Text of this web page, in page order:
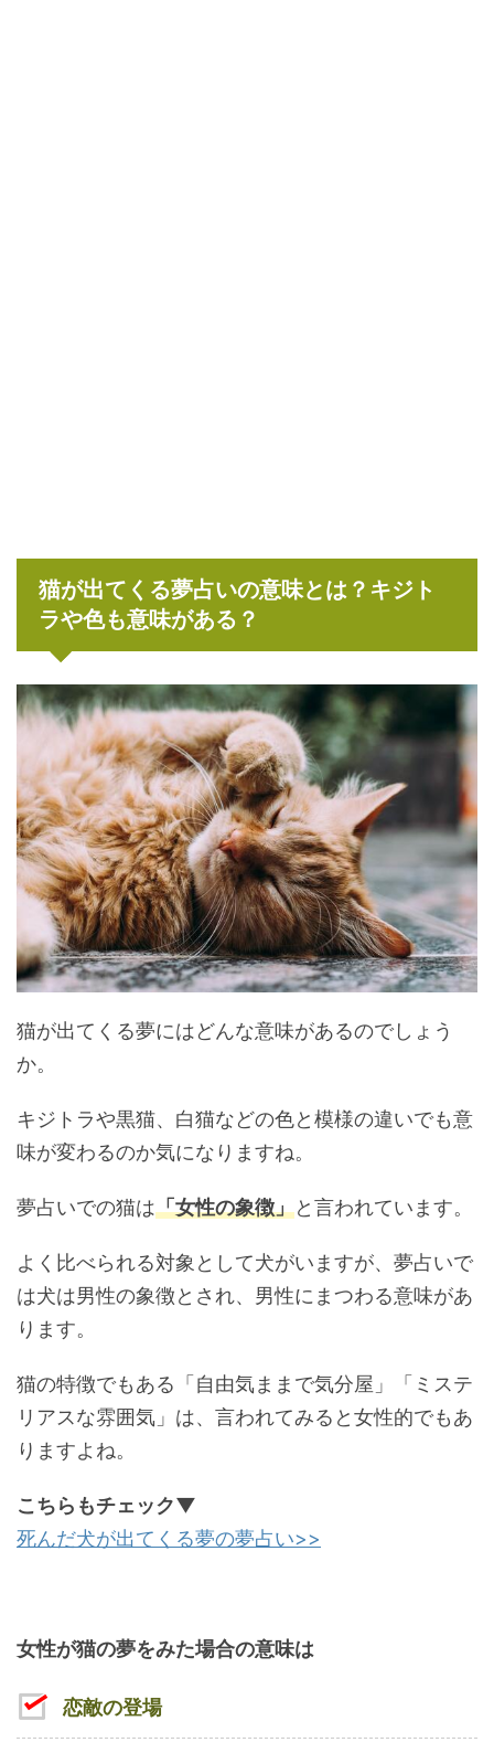
猫が出てくる夢占いの意味とは？キジト
ラや色も意味がある？
猫が出てくる夢にはどんな意味があるのでしょう
か。
キジトラや黒猫、白猫などの色と模様の違いでも意
味が変わるのか気になりますね。
夢占いでの猫は「女性の象徴」と言われています。
よく比べられる対象として犬がいますが、夢占いで
は犬は男性の象徴とされ、男性にまつわる意味があ
ります。
猫の特徴でもある「自由気ままで気分屋」「ミステ
リアスな雰囲気」は、言われてみると女性的でもあ
りますよね。
こちらもチェック▼
死んだ犬が出てくる夢の夢占い>>
女性が猫の夢をみた場合の意味は
恋敵の登場